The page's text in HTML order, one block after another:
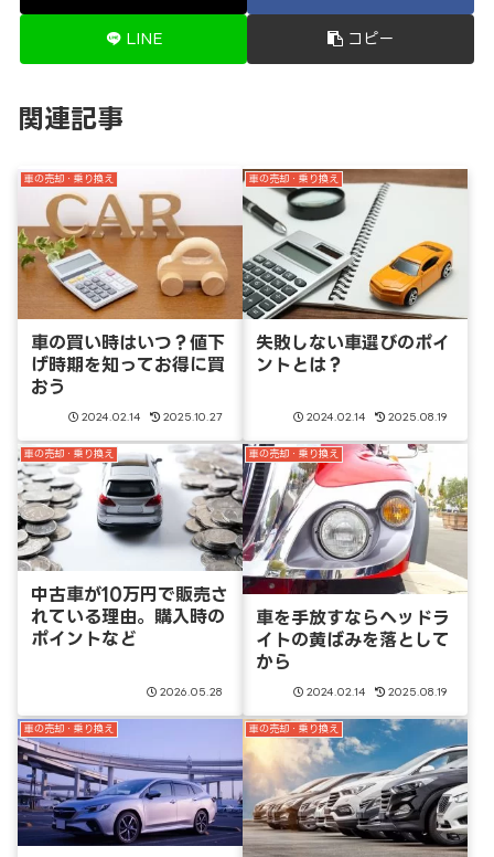
LINE コピー
関連記事
車の売却・乗り換え
車の買い時はいつ？値下
げ時期を知ってお得に買
おう
2024.02.14 2025.10.27
車の売却・乗り換え
失敗しない車選びのポイ
ントとは？
2024.02.14 2025.08.19
車の売却・乗り換え
中古車が10万円で販売さ
れている理由。購入時の
ポイントなど
2026.05.28
車の売却・乗り換え
車を手放すならヘッドラ
イトの黄ばみを落として
から
2024.02.14 2025.08.19
車の売却・乗り換え 車の売却・乗り換え